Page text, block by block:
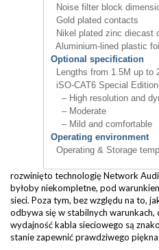
Noise filter block
Gold plated contacts
Nikel plated zinc diecast
Aluminium-lined plastic
Optional specification
Lengths from 1.5M up to
iSO-CAT6 Special
– High resolution and
– Moderate
– Mild and comfortable
Operating environment
Operating & Storage
rozwinięto technologię Network
byłoby niekompletne, pod
sieci. Poza tym, bez względu na to,
odbywa się w stabilnych warunkach,
wydajność kabla sieciowego są
stanie zapewnić prawdziwego